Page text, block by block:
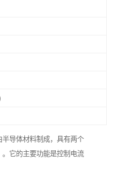
导体材料制成，具有两个
它的主要功能是控制电流